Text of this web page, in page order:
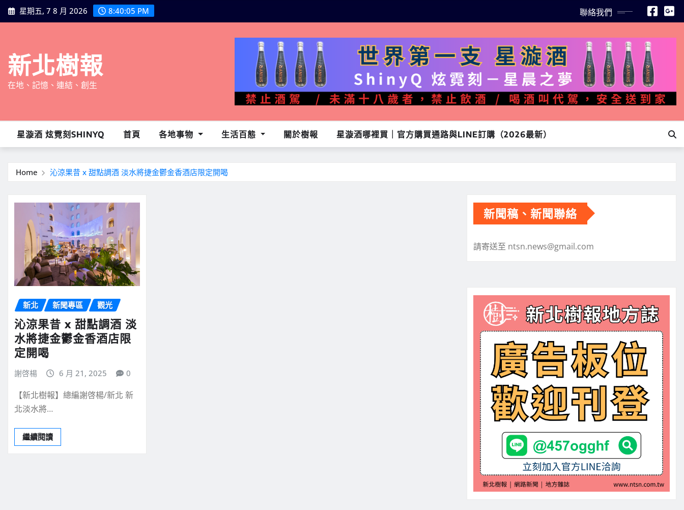
Skip
to
星期五, 7 8 月 2026 8:40:06 PM 聯絡我們
新北樹報
在地、記憶、連結、創生
星漩酒 炫霓刻SHINYQ 首頁 各地事物 生活百態 關於樹報 星漩酒哪裡買｜官方購買通路與LINE訂購（2026最新）
Home 沁涼果昔 x 甜點調酒 淡水將捷金鬱金香酒店限定開喝
新北 新聞專區 觀光
沁涼果昔 x 甜點調酒 淡
水將捷金鬱金香酒店限
定開喝
謝啓楊 6 月 21, 2025 0
【新北樹報】總編謝啓楊/新北 新
北淡水將…
繼續閱讀
新聞稿、新聞聯絡
請寄送至 ntsn.news@gmail.com